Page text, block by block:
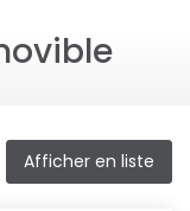
Afficher en liste